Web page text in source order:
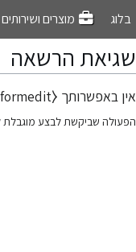
בלוג מוצרים ושירותים
שגיאת הרשאה
קפיצה
קפיצה
אין באפשרותך ⧼action-formedit⧽, מהסיבה הבאה:
הפעולה שביקשת לבצע